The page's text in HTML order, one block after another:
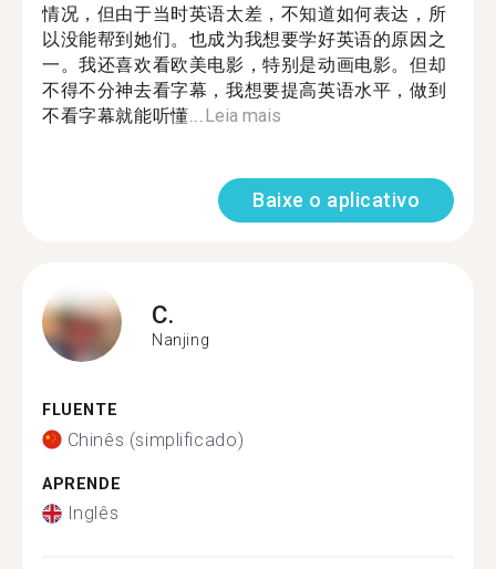
情况，但由于当时英语太差，不知道如何表达，所
以没能帮到她们。也成为我想要学好英语的原因之
一。我还喜欢看欧美电影，特别是动画电影。但却
不得不分神去看字幕，我想要提高英语水平，做到
不看字幕就能听懂...Leia mais
Baixe o aplicativo
C.
Nanjing
FLUENTE
Chinês (simplificado)
APRENDE
Inglês